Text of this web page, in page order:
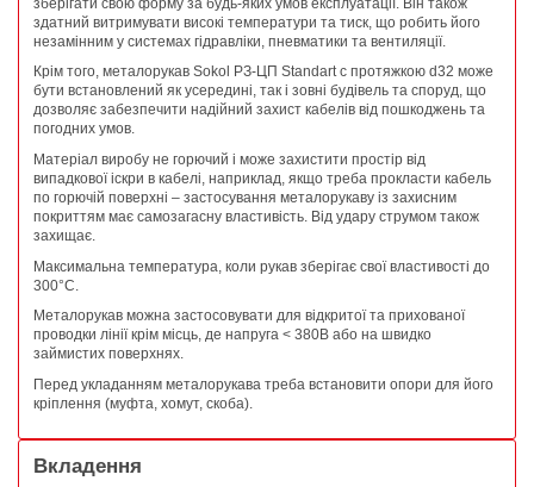
здатний витримувати високі температури та тиск, що робить його
незамінним у системах гідравліки, пневматики та вентиляції.
Крім того, металорукав Sokol РЗ-ЦП Standart c протяжкою d32 може
бути встановлений як усередині, так і зовні будівель та споруд, що
дозволяє забезпечити надійний захист кабелів від пошкоджень та
погодних умов.
Матеріал виробу не горючий і може захистити простір від
випадкової іскри в кабелі, наприклад, якщо треба прокласти кабель
по горючій поверхні – застосування металорукаву із захисним
покриттям має самозагасну властивість. Від удару струмом також
захищає.
Максимальна температура, коли рукав зберігає свої властивості до
300°C.
Металорукав можна застосовувати для відкритої та прихованої
проводки лінії крім місць, де напруга < 380В або на швидко
займистих поверхнях.
Перед укладанням металорукава треба встановити опори для його
кріплення (муфта, хомут, скоба).
Вкладення